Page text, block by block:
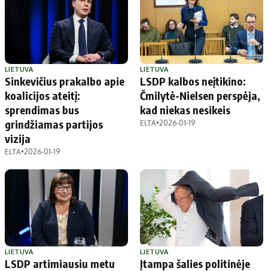
LIETUVA
Sinkevičius prakalbo apie
koalicijos ateitį:
sprendimas bus
grindžiamas partijos
vizija
ELTA•2026-01-19
LIETUVA
LSDP kalbos neįtikino:
Čmilytė-Nielsen perspėja,
kad niekas nesikeis
ELTA•2026-01-19
LIETUVA
LSDP artimiausiu metu
LIETUVA
Įtampa šalies politinėje